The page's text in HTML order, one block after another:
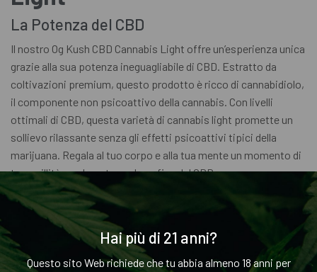
Hai più di 21 anni?
Questo sito Web richiede che tu abbia almeno 18 anni per
La Potenza del CBD
Il nostro Og Kush CBD Cannabis Light offre un’esperienza unica
grazie alla sua potenza ineguagliabile di CBD. Estratto da
coltivazioni premium, questo prodotto è ricco di cannabidiolo,
il componente non psicoattivo della cannabis. Con livelli
ottimali di CBD, questa varietà di cannabis light promette un
sollievo rilassante senza gli effetti psicoattivi tipici della
marijuana. Regala al tuo corpo e alla tua mente un momento di
tranquillità con la potenza benefica del CBD.
Aromi Terpenici Incantevoli
Immergiti in un’esperienza sensoriale unica con gli aromi
terpenici irresistibili del nostro Og Kush CBD Cannabis Light.
Questa varietà è stata selezionata attentamente per garantire